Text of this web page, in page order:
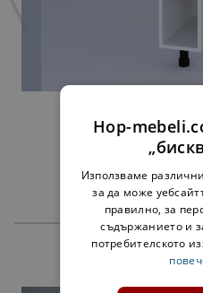
34,00
Hop-
Използваме
за да може
правилно, за
съдържанието и
потребителското